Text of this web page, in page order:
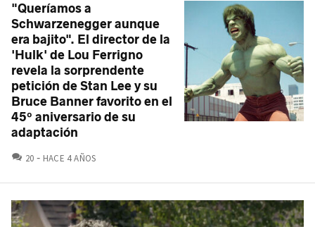
"Queríamos a
Schwarzenegger aunque
era bajito". El director de la
'Hulk' de Lou Ferrigno
revela la sorprendente
petición de Stan Lee y su
Bruce Banner favorito en el
45º aniversario de su
adaptación
20 COMENTARIOS
HACE 4 AÑOS